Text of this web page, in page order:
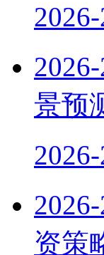
景预
资策